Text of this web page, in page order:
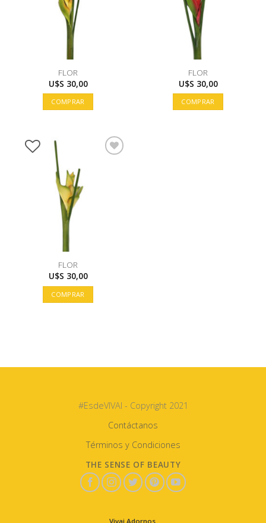
FLOR
U$S 30,00
COMPRAR
FLOR
U$S 30,00
COMPRAR
FLOR
U$S 30,00
COMPRAR
#EsdeVIVAI - Copyright 2021
Contáctanos
Términos y Condiciones
THE SENSE OF BEAUTY
Vivai Adornos